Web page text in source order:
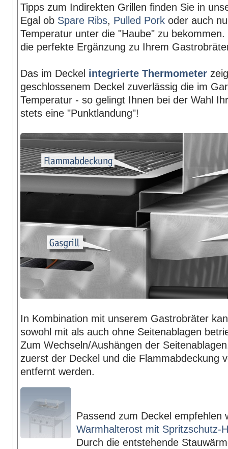
Tipps zum Indirekten Grillen finden Sie in
Egal ob Spare Ribs, Pulled Pork oder auch
Temperatur unter die "Haube" zu
die perfekte Ergänzung zu Ihrem
Das im Deckel integrierte Thermometer
geschlossenem Deckel zuverlässig die im
Temperatur - so gelingt Ihnen bei der Wahl
stets eine "Punktlandung"!
In Kombination mit unserem Gastrobräter
sowohl mit als auch ohne Seitenablagen
Zum Wechseln/Aushängen der
zuerst der Deckel und die Flammabdeckung
entfernt werden.
Passend zum Deckel empfehlen
Warmhalterost mit Spritzschutz-
Durch die entstehende